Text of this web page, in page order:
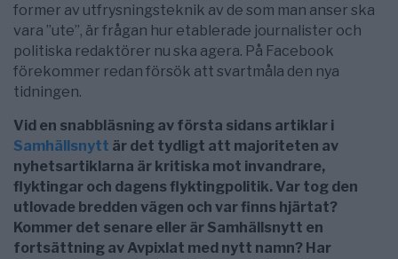
former av utfrysningsteknik av de som man anser ska
vara ”ute”, är frågan hur etablerade journalister och
politiska redaktörer nu ska agera. På Facebook
förekommer redan försök att svartmåla den nya
tidningen.
Vid en snabbläsning av första sidans artiklar i
Samhällsnytt är det tydligt att majoriteten av
nyhetsartiklarna är kritiska mot invandrare,
flyktingar och dagens flyktingpolitik. Var tog den
utlovade bredden vägen och var finns hjärtat?
Kommer det senare eller är Samhällsnytt en
fortsättning av Avpixlat med nytt namn? Har